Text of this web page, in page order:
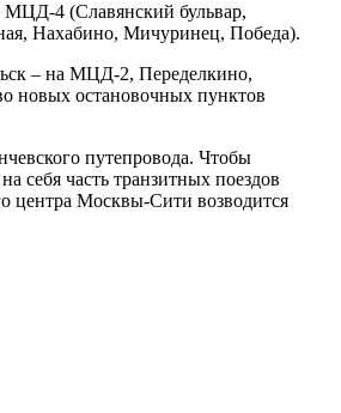
4 (Славянский бульвар,
Нахабино, Мичуринец, Победа).
– на МЦД-2, Переделкино,
новых остановочных пунктов
путепровода. Чтобы
себя часть транзитных поездов
центра Москвы-Сити возводится